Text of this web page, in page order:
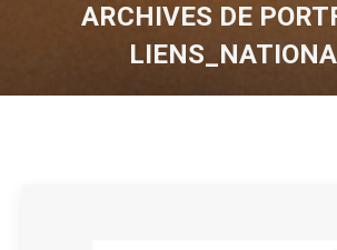
ARCHIVES DE